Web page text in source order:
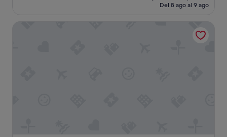
actual
de
116 €
Del 8 ago al 9 ago